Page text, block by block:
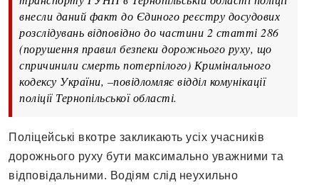
внесли даний факт до Єдиного реєстру досудових
розслідувань відповідно до частини 2 статті 286
(порушення правил безпеки дорожнього руху, що
спричинили смерть потерпілого) Кримінального
кодексу України, –повідломляє відділ комунікації
поліції Тернопільської області.
Поліцейські вкотре закликають усіх учасників
дорожнього руху бути максимально уважними та
відповідальними. Водіям слід неухильно